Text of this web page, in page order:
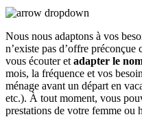
Nous nous adaptons à vos
n’existe pas d’offre
vous écouter et adapter le
mois, la fréquence et vos
ménage avant un départ en
etc.). À tout moment, vous
prestations de votre femme ou